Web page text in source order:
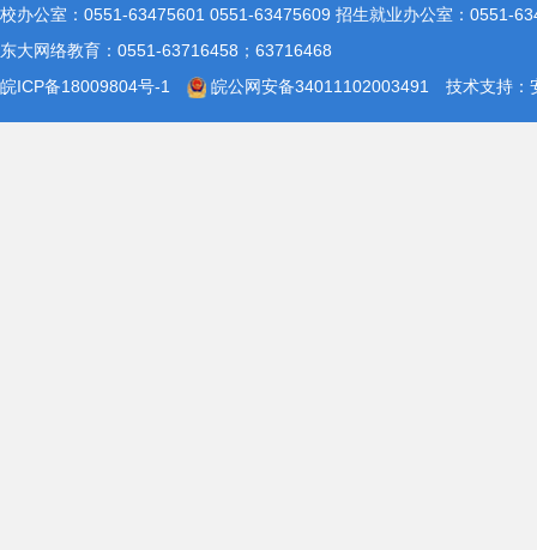
校办公室：0551-63475601 0551-63475609 招生就业办公室：0551-
东大网络教育：0551-63716458；63716468
皖ICP备18009804号-1
皖公网安备34011102003491 技术支持：